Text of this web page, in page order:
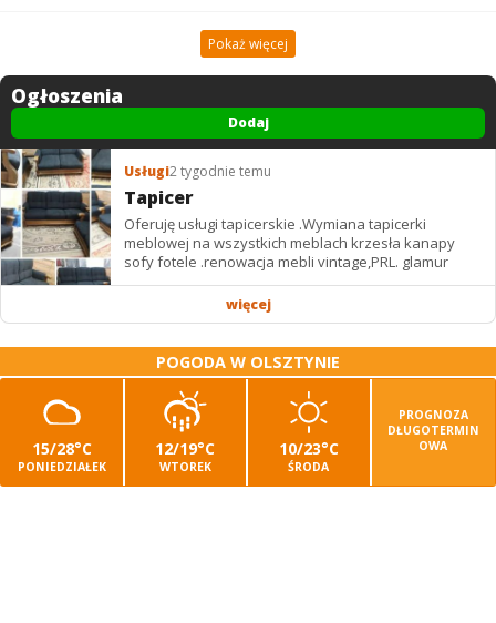
Pokaż więcej
Ogłoszenia
Dodaj
Usługi2 tygodnie temu
Tapicer
Oferuję usługi tapicerskie .Wymiana tapicerki
meblowej na wszystkich meblach krzesła kanapy
sofy fotele .renowacja mebli vintage,PRL. glamur
więcej
POGODA W OLSZTYNIE
15/28°C
PONIEDZIAŁEK
12/19°C
WTOREK
10/23°C
ŚRODA
PROGNOZA
DŁUGOTERMIN
OWA